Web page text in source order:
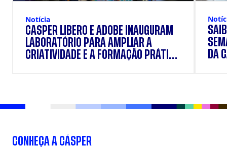
Notícia
CÁSPER LÍBERO E ADOBE INAUGURAM
LABORATÓRIO PARA AMPLIAR A
CRIATIVIDADE E A FORMAÇÃO PRÁTICA
DA
CONHEÇA A CÁSPER